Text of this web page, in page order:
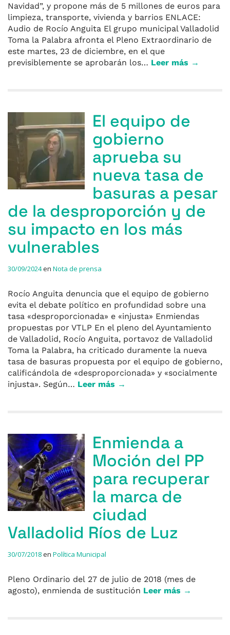
Navidad”, y propone más de 5 millones de euros para
limpieza, transporte, vivienda y barrios ENLACE:
Audio de Rocío Anguita El grupo municipal Valladolid
Toma la Palabra afronta el Pleno Extraordinario de
este martes, 23 de diciembre, en el que
previsiblemente se aprobarán los… Leer más →
El equipo de
gobierno
aprueba su
nueva tasa de
basuras a pesar
de la desproporción y de
su impacto en los más
vulnerables
30/09/2024en Nota de prensa
Rocío Anguita denuncia que el equipo de gobierno
evita el debate político en profundidad sobre una
tasa «desproporcionada» e «injusta» Enmiendas
propuestas por VTLP En el pleno del Ayuntamiento
de Valladolid, Rocío Anguita, portavoz de Valladolid
Toma la Palabra, ha criticado duramente la nueva
tasa de basuras propuesta por el equipo de gobierno,
calificándola de «desproporcionada» y «socialmente
injusta». Según… Leer más →
Enmienda a
Moción del PP
para recuperar
la marca de
ciudad
Valladolid Ríos de Luz
30/07/2018en Política Municipal
Pleno Ordinario del 27 de julio de 2018 (mes de
agosto), enmienda de sustitución Leer más →